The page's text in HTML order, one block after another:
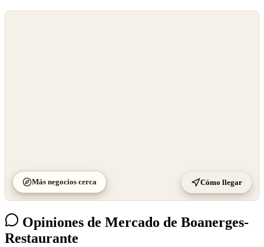
Más negocios cerca Cómo llegar
Opiniones de Mercado de Boanerges-
Restaurante